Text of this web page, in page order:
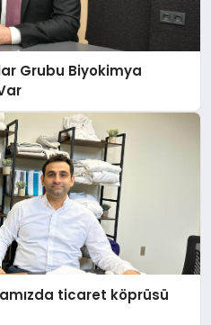
Grubu Biyokimya
ticaret köprüsü